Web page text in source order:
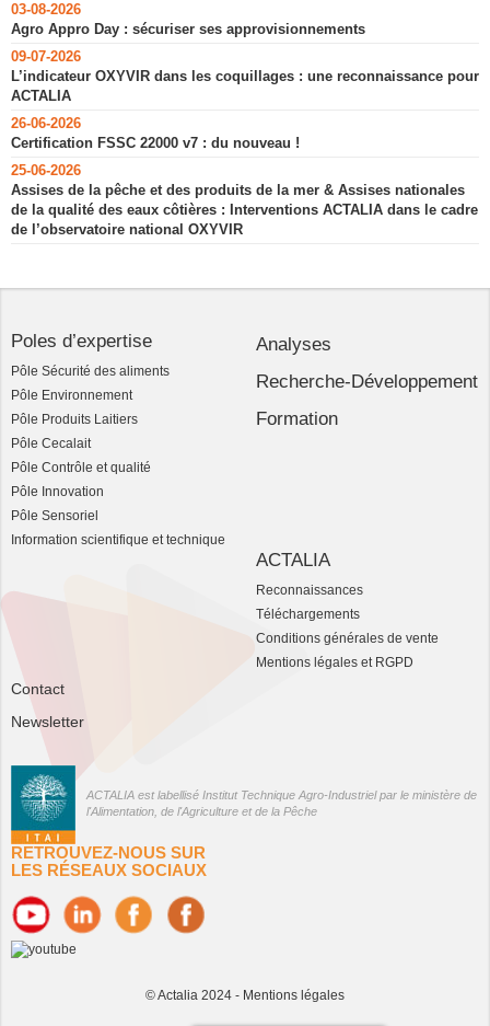
03-08-2026
Agro Appro Day : sécuriser ses approvisionnements
09-07-2026
L’indicateur OXYVIR dans les coquillages : une reconnaissance pour
ACTALIA
26-06-2026
Certification FSSC 22000 v7 : du nouveau !
25-06-2026
Assises de la pêche et des produits de la mer & Assises nationales
de la qualité des eaux côtières : Interventions ACTALIA dans le cadre
de l’observatoire national OXYVIR
Poles d’expertise
Pôle Sécurité des aliments
Pôle Environnement
Pôle Produits Laitiers
Pôle Cecalait
Pôle Contrôle et qualité
Pôle Innovation
Pôle Sensoriel
Information scientifique et technique
Analyses
Recherche-Développement
Formation
ACTALIA
Reconnaissances
Téléchargements
Conditions générales de vente
Mentions légales et RGPD
Contact
Newsletter
ACTALIA est labellisé Institut Technique Agro-Industriel par le ministère de
l'Alimentation, de l'Agriculture et de la Pêche
RETROUVEZ-NOUS SUR
LES RÉSEAUX SOCIAUX
© Actalia 2024 - Mentions légales